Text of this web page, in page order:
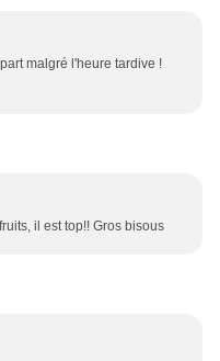
malgré l'heure tardive !
il est top!! Gros bisous